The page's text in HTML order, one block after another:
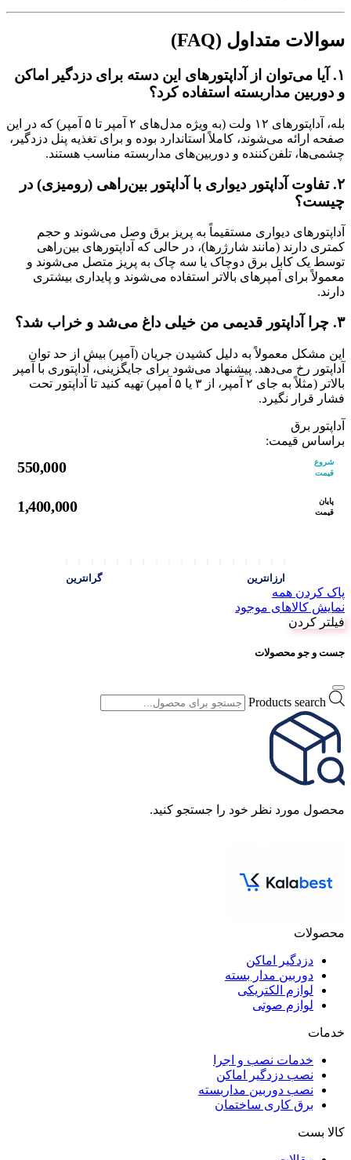
سوالات متداول (FAQ)
۱. آیا می‌توان از آداپتورهای این دسته برای دزدگیر اماکن
و دوربین مداربسته استفاده کرد؟
بله، آداپتورهای ۱۲ ولت (به ویژه مدل‌های ۲ آمپر تا ۵ آمپر) که در این
صفحه ارائه می‌شوند، کاملاً استاندارد بوده و برای تغذیه پنل دزدگیر،
چشمی‌ها، تلفن‌کننده و دوربین‌های مداربسته مناسب هستند.
۲. تفاوت آداپتور دیواری با آداپتور بین‌راهی (رومیزی) در
چیست؟
آداپتورهای دیواری مستقیماً به پریز برق وصل می‌شوند و حجم
کمتری دارند (مانند شارژرها)، در حالی که آداپتورهای بین‌راهی
توسط یک کابل برق دوچاک یا سه چاک به پریز متصل می‌شوند و
معمولاً برای آمپرهای بالاتر استفاده می‌شوند و پایداری بیشتری
دارند.
۳. چرا آداپتور قدیمی من خیلی داغ می‌شد و خراب شد؟
این مشکل معمولاً به دلیل کشیدن جریان (آمپر) بیش از حد توان
آداپتور رخ می‌دهد. پیشنهاد می‌شود برای جایگزینی، آداپتوری با آمپر
بالاتر (مثلاً به جای ۲ آمپر، از ۳ یا ۵ آمپر) تهیه کنید تا آداپتور تحت
فشار قرار نگیرد.
آداپتور برق
براساس قیمت:
شروع
قیمت
550,000
پایان
قیمت
1,400,000
ارزانترین گرانترین
پاک کردن همه
نمایش کالاهای موجود
فیلتر کردن
جست و جو محصولات
Products search
محصول مورد نظر خود را جستجو کنید.
محصولات
دزدگیر اماکن
دوربین مدار بسته
لوازم الکتریکی
لوازم صوتی
خدمات
خدمات نصب و اجرا
نصب دزدگیر اماکن
نصب دوربین مداربسته
برق کاری ساختمان
کالا بست